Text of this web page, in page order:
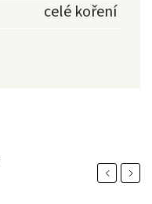
celé koření
PreviousNext